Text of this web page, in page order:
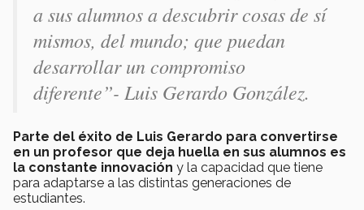
a sus alumnos a descubrir cosas de sí
mismos, del mundo; que puedan
desarrollar un compromiso
diferente”- Luis Gerardo González.
Parte del éxito de Luis Gerardo para convertirse
en un profesor que deja huella en sus alumnos es
la constante innovación y la capacidad que tiene
para adaptarse a las distintas generaciones de
estudiantes.